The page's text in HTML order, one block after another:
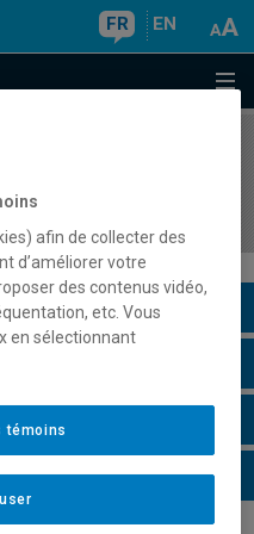
FR EN
afin de collecter des
d’améliorer votre
des contenus vidéo,
etc. Vous
en sélectionnant
témoins